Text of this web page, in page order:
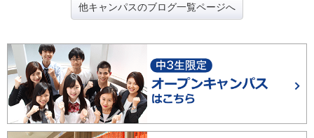
他キャンパスのブログ一覧ページへ